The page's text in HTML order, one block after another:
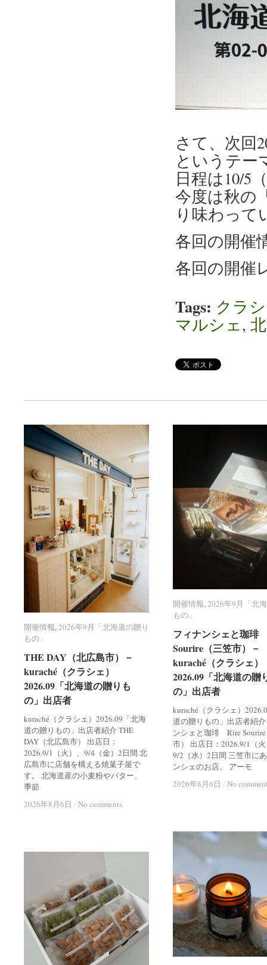
さて、次回
というテー
日程は10/5
今度は秋の
り味わって
各回の開催
各回の開催
Tags: クラ
マルシェ,
開催情報,2026年9月「北海道の贈り
もの」
THE DAY（北広島市）－
kuraché（クラシェ）
2026.09「北海道の贈りも
の」出店者
kuraché（クラシェ）2026.09「北海
道の贈りもの」出店者紹介 THE
DAY（北広島市） 出店日：
2026.9/1（火）、9/4（金）2日間 北
広島市に店舗を構える焼菓子屋で
す。 北海道産の小麦粉やバター、
季節
2026年8月6日 / No comments
開催情報 2026年9月「北海道の贈り
もの」
THE DAY（北広島市）－
kuraché（クラシェ）
2026.09「北海道の贈りも
の」出店者
2026年8月6日 / No comments
開催情報,2026年9月「北
もの」
フィナンシェと珈
Sourire（三笠市）－
kuraché（クラシェ）
2026.09「北海道の贈
の」出店者
kuraché（クラシェ）
道の贈りもの」出店者紹
ンシェと珈琲 Rire
市） 出店日：2026.9/1（
9/2（水）2日間 三笠市に
ンシェのお店。 アーモ
2026年8月6日 / No
開催情報 2026年9月「北
もの」
フィナンシェと珈
Sourire（三笠市）－
kuraché（クラシェ）
2026.09「北海道の贈
の」出店者
2026年8月6日 / No